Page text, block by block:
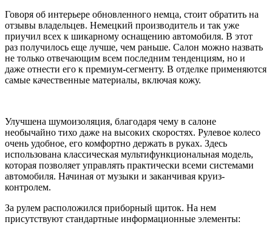
Говоря об интерьере обновленного немца, стоит обратить на
отзывы владельцев. Немецкий производитель и так уже
приучил всех к шикарному оснащению автомобиля. В этот
раз получилось еще лучше, чем раньше. Салон можно назвать
не только отвечающим всем последним тенденциям, но и
даже отнести его к премиум-сегменту. В отделке применяются
самые качественные материалы, включая кожу.
Улучшена шумоизоляция, благодаря чему в салоне
необычайно тихо даже на высоких скоростях. Рулевое колесо
очень удобное, его комфортно держать в руках. Здесь
использована классическая мультифункциональная модель,
которая позволяет управлять практически всеми системами
автомобиля. Начиная от музыки и заканчивая круиз-
контролем.
За рулем расположился приборный щиток. На нем
присутствуют стандартные информационные элементы: